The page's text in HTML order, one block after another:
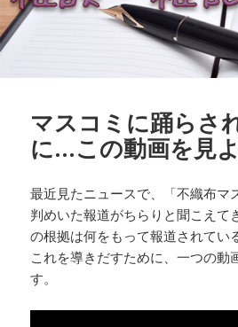
マスコミに踊らさ
に…この動画を見
最近見たニュースで、「不織布マ
判めいた報道がちらりと聞こえ
の根拠は何をもって報道されてい
これを導きだすために、一つの動
す。